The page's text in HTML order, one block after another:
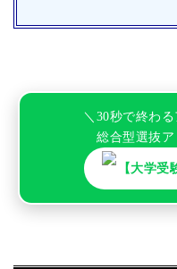
＼30秒で終わ
総合型選抜ア
【大学